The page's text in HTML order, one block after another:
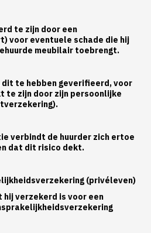
te zijn door een
voor eventuele schade die hij
meubilair toebrengt.
te hebben geverifieerd, voor
te zijn door zijn persoonlijke
verbindt de huurder zich ertoe
dat dit risico dekt.
(privéleven)
verzekerd is voor een